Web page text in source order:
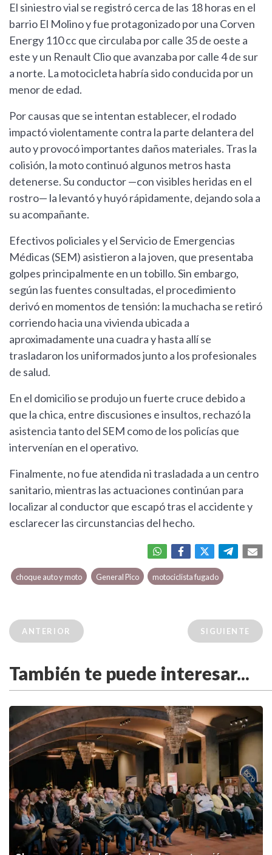
El siniestro vial se registró cerca de las 18 horas en el
barrio El Molino y fue protagonizado por una Corven
Energy 110 cc que circulaba por calle 35 de oeste a
este y un Renault Clio que avanzaba por calle 4 de sur
a norte. La motocicleta habría sido conducida por un
menor de edad.
Por causas que se intentan establecer, el rodado
impactó violentamente contra la parte delantera del
auto y provocó importantes daños materiales. Tras la
colisión, la moto continuó algunos metros hasta
detenerse. Su conductor —con visibles heridas en el
rostro— la levantó y huyó rápidamente, dejando sola a
su acompañante.
Efectivos policiales y el Servicio de Emergencias
Médicas (SEM) asistieron a la joven, que presentaba
golpes principalmente en un tobillo. Sin embargo,
según las fuentes consultadas, el procedimiento
derivó en momentos de tensión: la muchacha se retiró
corriendo hacia una vivienda ubicada a
aproximadamente una cuadra y hasta allí se
trasladaron los uniformados junto a los profesionales
de salud.
En el domicilio se produjo un fuerte cruce debido a
que la chica, entre discusiones e insultos, rechazó la
asistencia tanto del SEM como de los policías que
intervenían en el operativo.
Finalmente, no fue atendida ni trasladada a un centro
sanitario, mientras las actuaciones continúan para
localizar al conductor que escapó tras el accidente y
esclarecer las circunstancias del hecho.
choque auto y moto General Pico motociclista fugado
ANTERIOR SIGUIENTE
También te puede interesar...